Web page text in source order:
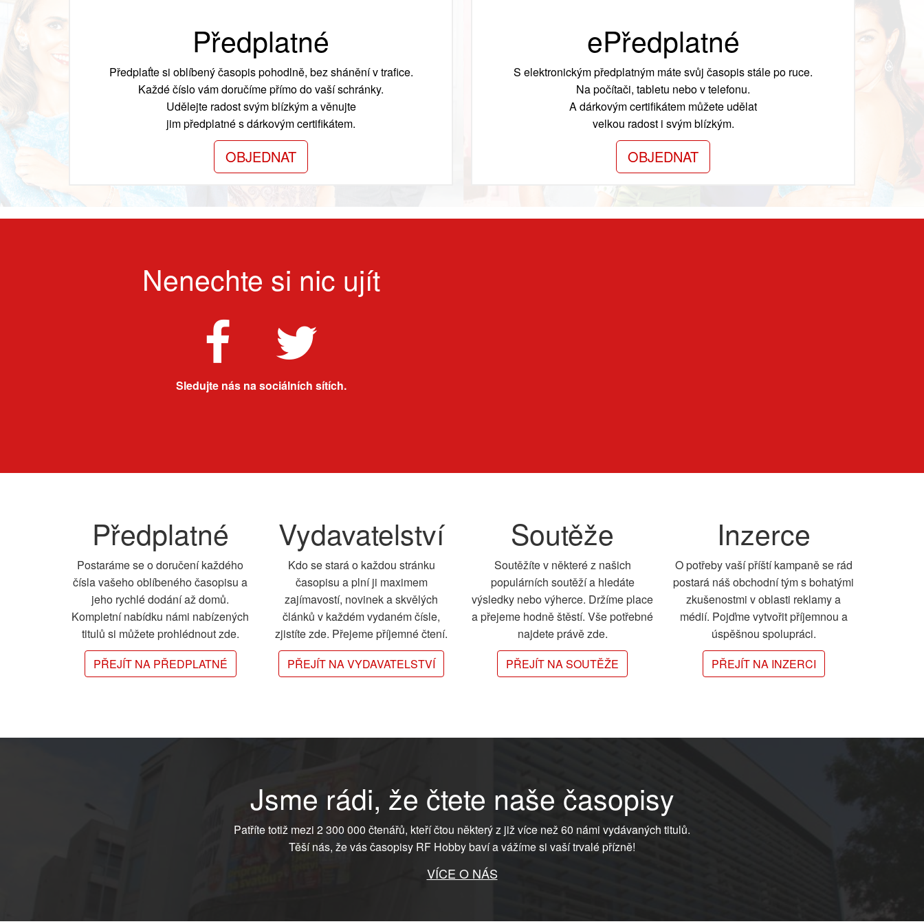
Předplatné
Předplaťte si oblíbený časopis pohodlně, bez shánění v trafice.
Každé číslo vám doručíme přímo do vaší schránky.
Udělejte radost svým blízkým a věnujte
jim předplatné s dárkovým certifikátem.
OBJEDNAT
ePředplatné
S elektronickým předplatným máte svůj časopis stále po ruce.
Na počítači, tabletu nebo v telefonu.
A dárkovým certifikátem můžete udělat
velkou radost i svým blízkým.
OBJEDNAT
Nenechte si nic ujít
Sledujte nás na sociálních sítích.
Předplatné
Postaráme se o doručení každého
čísla vašeho oblíbeného časopisu a
jeho rychlé dodání až domů.
Kompletní nabídku námi nabízených
titulů si můžete prohlédnout zde.
PŘEJÍT NA PŘEDPLATNÉ
Vydavatelství
Kdo se stará o každou stránku
časopisu a plní ji maximem
zajímavostí, novinek a skvělých
článků v každém vydaném čísle,
zjistíte zde. Přejeme příjemné čtení.
PŘEJÍT NA VYDAVATELSTVÍ
Soutěže
Soutěžíte v některé z našich
populárních soutěží a hledáte
výsledky nebo výherce. Držíme place
a přejeme hodně štěstí. Vše potřebné
najdete právě zde.
PŘEJÍT NA SOUTĚŽE
Inzerce
O potřeby vaší příští kampaně se rád
postará náš obchodní tým s bohatými
zkušenostmi v oblasti reklamy a
médií. Pojďme vytvořit příjemnou a
úspěšnou spolupráci.
PŘEJÍT NA INZERCI
Jsme rádi, že čtete naše časopisy
Patříte totiž mezi 2 300 000 čtenářů, kteří čtou některý z již více než 60 námi vydávaných titulů.
Těší nás, že vás časopisy RF Hobby baví a vážíme si vaší trvalé přízně!
VÍCE O NÁS